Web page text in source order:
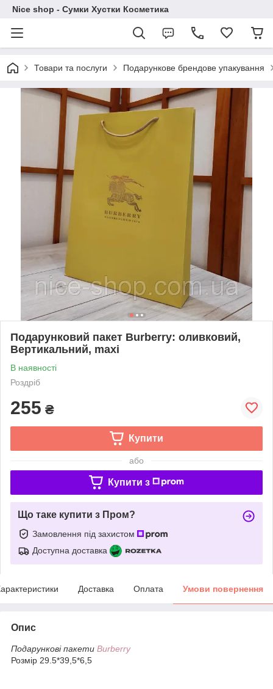
Nice shop - Сумки Хустки Косметика
Товари та послуги Подарункове брендове упакування
Подарунковий пакет Burberry: оливковий,
Вертикальний, mахi
В наявності
Роздріб
255 ₴
Купити
або
Купити з
Що таке купити з Пром?
Замовлення під захистом
Доступна доставка
Доставка Оплата Умови повернення
Опис
Подарункові пакети Burberry
Розмір 29.5*39,5*6,5